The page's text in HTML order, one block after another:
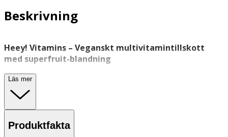
Beskrivning
Heey! Vitamins – Veganskt multivitamintillskott
med superfruit-blandning
Heey! Vitamins är ett 100 % veganskt multivitamintillskott
i kapselform med 13 viktiga vitaminer samt en näringsrik
superfruit-blandning. Formulan innehåller vitaminer som
A, C, D, E, K2 och flera B-vitaminer, inklusive B6, B12,
folsyra och biotin.
Läs mer
Produktfakta